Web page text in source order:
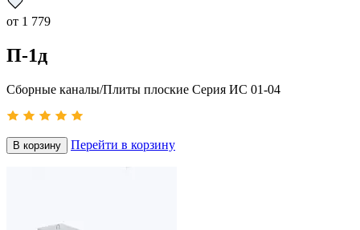
от 1 779
П-1д
Сборные каналы/Плиты плоские Серия ИС 01-04
В корзину Перейти в корзину